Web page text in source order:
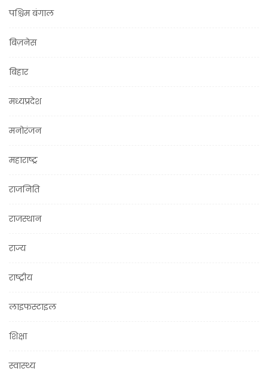
पश्चिम बंगाल
बिज़नेस
बिहार
मध्यप्रदेश
मनोरंजन
महाराष्ट्र
राजनिति
राजस्थान
राज्य
राष्ट्रीय
लाइफस्टाइल
शिक्षा
स्वास्थ्य